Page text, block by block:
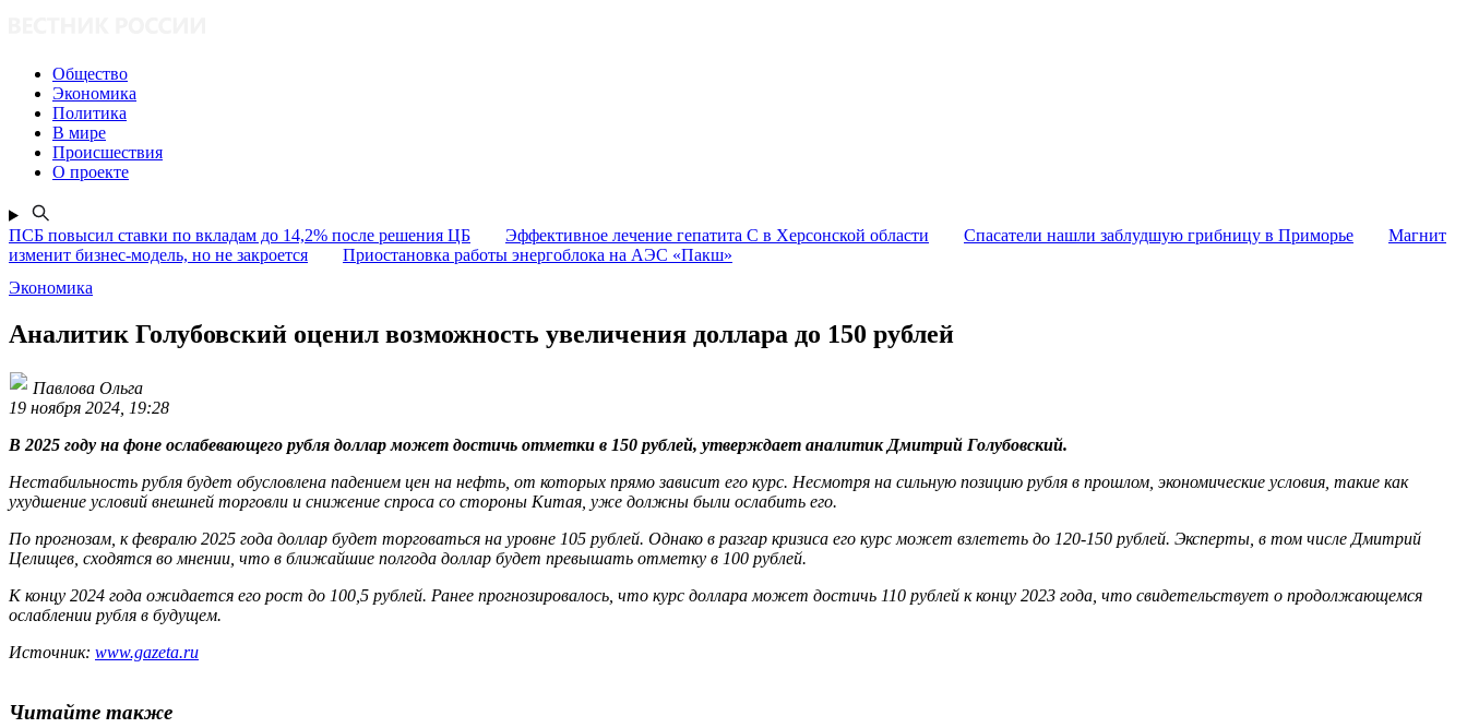
Общество
Экономика
Политика
В мире
Происшествия
О проекте
ПСБ повысил ставки по вкладам до 14,2% после решения ЦБ Эффективное лечение гепатита C в Херсонской области Спасатели нашли заблудшую грибницу в Приморье
Магнит
изменит бизнес-модель, но не закроется
Приостановка работы энергоблока на АЭС «Пакш»
Экономика
Аналитик Голубовский оценил возможность увеличения доллара до 150 рублей
Павлова Ольга
19 ноября 2024, 19:28
В 2025 году на фоне ослабевающего рубля доллар может достичь отметки в 150 рублей, утверждает аналитик Дмитрий Голубовский.
Нестабильность рубля будет обусловлена падением цен на нефть, от которых прямо зависит его курс. Несмотря на сильную позицию рубля в прошлом, экономические условия, такие как
ухудшение условий внешней торговли и снижение спроса со стороны Китая, уже должны были ослабить его.
По прогнозам, к февралю 2025 года доллар будет торговаться на уровне 105 рублей. Однако в разгар кризиса его курс может взлететь до 120-150 рублей. Эксперты, в том числе Дмитрий
Целищев, сходятся во мнении, что в ближайшие полгода доллар будет превышать отметку в 100 рублей.
К концу 2024 года ожидается его рост до 100,5 рублей. Ранее прогнозировалось, что курс доллара может достичь 110 рублей к концу 2023 года, что свидетельствует о продолжающемся
ослаблении рубля в будущем.
Источник: www.gazeta.ru
Читайте также